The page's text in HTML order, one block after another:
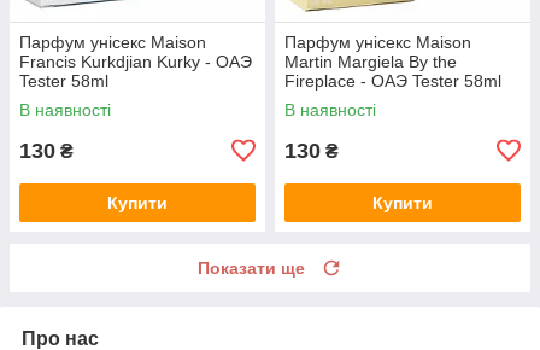
Парфум унісекс Maison
Francis Kurkdjian Kurky - ОАЭ
Tester 58ml
В наявності
130 ₴
Купити
Парфум унісекс Maison
Martin Margiela By the
Fireplace - ОАЭ Tester 58ml
В наявності
130 ₴
Купити
Показати ще
Про нас